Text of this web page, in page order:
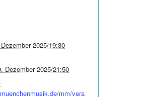
2025/19:30
Dezember 2025/21:50
mm/vera